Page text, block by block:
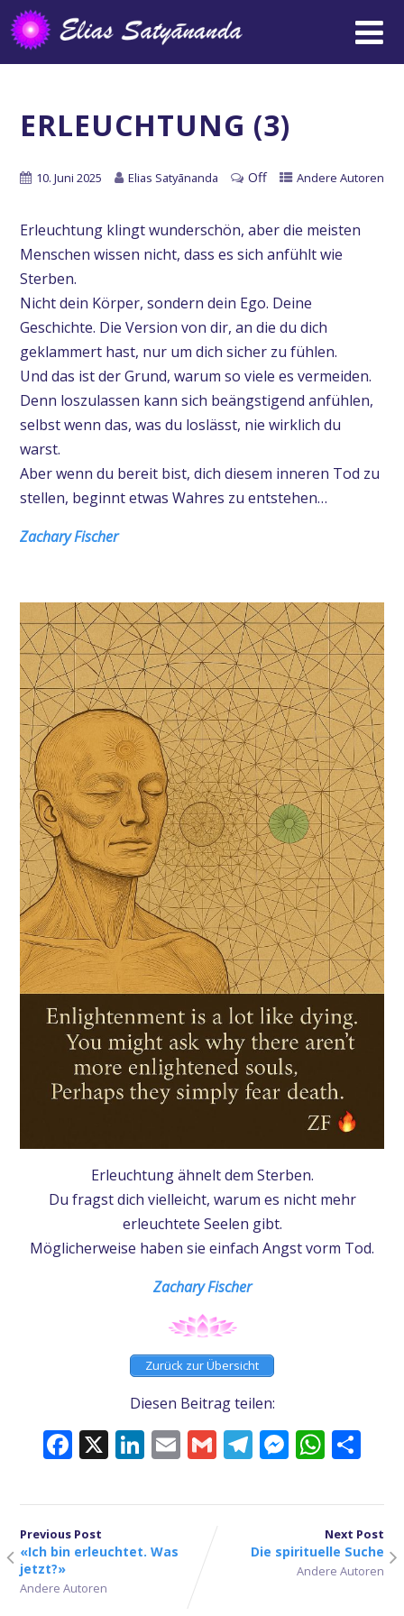
ERLEUCHTUNG (3)
10. Juni 2025 Elias Satyānanda Off Andere Autoren
Erleuchtung klingt wunderschön, aber die meisten
Menschen wissen nicht, dass es sich anfühlt wie
Sterben.
Nicht dein Körper, sondern dein Ego. Deine
Geschichte. Die Version von dir, an die du dich
geklammert hast, nur um dich sicher zu fühlen.
Und das ist der Grund, warum so viele es vermeiden.
Denn loszulassen kann sich beängstigend anfühlen,
selbst wenn das, was du loslässt, nie wirklich du
warst.
Aber wenn du bereit bist, dich diesem inneren Tod zu
stellen, beginnt etwas Wahres zu entstehen…
Zachary Fischer
Erleuchtung ähnelt dem Sterben.
Du fragst dich vielleicht, warum es nicht mehr
erleuchtete Seelen gibt.
Möglicherweise haben sie einfach Angst vorm Tod.
Zachary Fischer
Zurück zur Übersicht
Diesen Beitrag teilen:
Facebook
X LinkedIn
EmailGmailTelegram
Previous Post
«Ich bin erleuchtet. Was
jetzt?»
Andere Autoren
Next Post
Die spirituelle Suche
Andere Autoren